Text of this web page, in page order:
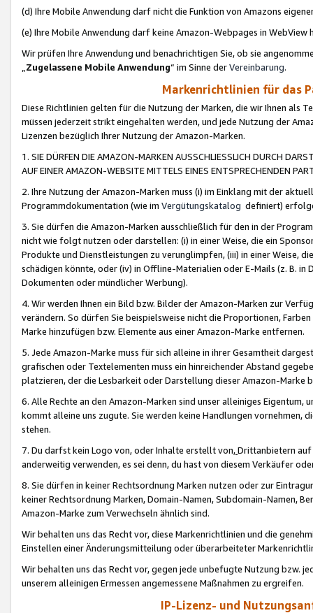
(d) Ihre Mobile Anwendung darf nicht die Funktion von Amazons
(e) Ihre Mobile Anwendung darf keine Amazon-Webpages in WebView
Wir prüfen Ihre Anwendung und benachrichtigen Sie, ob sie
„Zugelassene Mobile Anwendung“ im Sinne derVereinbarung.
Markenrichtlinien für das
Diese Richtlinien gelten für die Nutzung der Marken, die wir Ihnen als
müssen jederzeit strikt eingehalten werden, und jede Nutzung der
Lizenzen bezüglich Ihrer Nutzung der Amazon-Marken.
1. SIE DÜRFEN DIE AMAZON-MARKEN AUSSCHLIESSLICH DURCH
AUF EINER AMAZON-WEBSITE MITTELS EINES ENTSPRECHENDEN
2. Ihre Nutzung der Amazon-Marken muss (i) im Einklang mit der
Programmdokumentation (wie im Vergütungskatalog definiert)
3. Sie dürfen die Amazon-Marken ausschließlich für den in der
nicht wie folgt nutzen oder darstellen: (i) in einer Weise, die ein
Produkte und Dienstleistungen zu verunglimpfen, (iii) in einer Weise,
schädigen könnte, oder (iv) in Offline-Materialien oder E-Mails (z. B. in
Dokumenten oder mündlicher Werbung).
4. Wir werden Ihnen ein Bild bzw. Bilder der Amazon-Marken zur
verändern. So dürfen Sie beispielsweise nicht die Proportionen,
Marke hinzufügen bzw. Elemente aus einer Amazon-Marke entfernen.
5. Jede Amazon-Marke muss für sich alleine in ihrer Gesamtheit
grafischen oder Textelementen muss ein hinreichender Abstand
platzieren, der die Lesbarkeit oder Darstellung dieser Amazon-Marke
6. Alle Rechte an den Amazon-Marken sind unser alleiniges
kommt alleine uns zugute. Sie werden keine Handlungen vornehmen,
stehen.
7. Du darfst kein Logo von, oder Inhalte erstellt von,Drittanbietern auf
anderweitig verwenden, es sei denn, du hast von diesem Verkäufer
8. Sie dürfen in keiner Rechtsordnung Marken nutzen oder zur
keiner Rechtsordnung Marken, Domain-Namen, Subdomain-Namen,
Amazon-Marke zum Verwechseln ähnlich sind.
Wir behalten uns das Recht vor, diese Markenrichtlinien und die
Einstellen einer Änderungsmitteilung oder überarbeiteter
Wir behalten uns das Recht vor, gegen jede unbefugte Nutzung bzw.
unserem alleinigen Ermessen angemessene Maßnahmen zu ergreifen.
IP-Lizenz- und